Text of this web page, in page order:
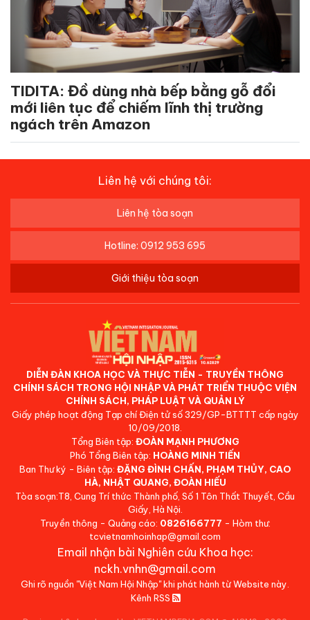
TIDITA: Đồ dùng nhà bếp bằng gỗ đổi
mới liên tục để chiếm lĩnh thị trường
ngách trên Amazon
Liên hệ với chúng tôi:
Liên hệ tòa soạn
Hotline: 0912 953 695
Giới thiệu tòa soạn
DIỄN ĐÀN KHOA HỌC VÀ THỰC TIỄN - TRUYỀN THÔNG
CHÍNH SÁCH TRONG HỘI NHẬP VÀ PHÁT TRIỂN THUỘC VIỆN
CHÍNH SÁCH, PHÁP LUẬT VÀ QUẢN LÝ
Giấy phép hoạt động Tạp chí Điện tử số 329/GP-BTTTT cấp ngày
10/09/2018.
Tổng Biên tập: ĐOÀN MẠNH PHƯƠNG
Phó Tổng Biên tập: HOÀNG MINH TIẾN
Ban Thư ký - Biên tập: ĐẶNG ĐÌNH CHẤN, PHẠM THỦY, CAO
HÀ, NHẬT QUANG, ĐOÀN HIẾU
Tòa soạn:T8, Cung Trí thức Thành phố, Số 1 Tôn Thất Thuyết, Cầu
Giấy, Hà Nội.
Truyền thông - Quảng cáo: 0826166777 - Hòm thư:
tcvietnamhoinhap@gmail.com
Email nhận bài Nghiên cứu Khoa học:
nckh.vnhn@gmail.com
Ghi rõ nguồn "Việt Nam Hội Nhập" khi phát hành từ Website này.
Kênh RSS